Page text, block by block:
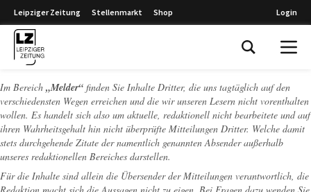
Leipziger Zeitung Stellenmarkt Shop Login
Im Bereich „Melder“ finden Sie Inhalte Dritter, die uns tagtäglich auf den
verschiedensten Wegen erreichen und die wir unseren Lesern nicht vorenthalten
wollen. Es handelt sich also um aktuelle, redaktionell nicht bearbeitete und auf
ihren Wahrheitsgehalt hin nicht überprüfte Mitteilungen Dritter. Welche damit
stets durchgehende Zitate der namentlich genannten Absender außerhalb
unseres redaktionellen Bereiches darstellen.
Für die Inhalte sind allein die Übersender der Mitteilungen verantwortlich, die